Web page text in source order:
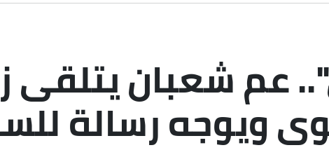
عم شعبان يتلقى
ويوجه رسالة